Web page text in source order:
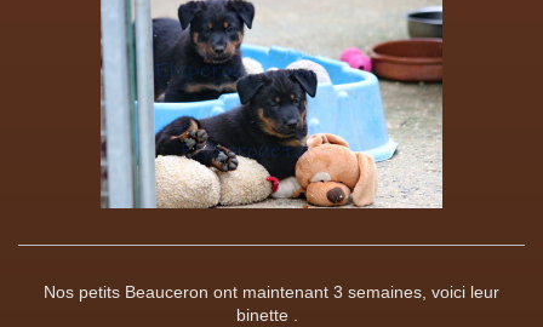
Nos petits Beauceron ont maintenant 3 semaines, voici leur
binette .